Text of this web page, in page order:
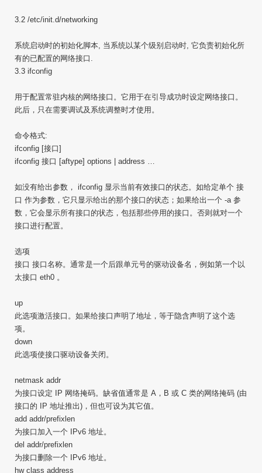
3.2 /etc/init.d/networking
系统启动时的初始化脚本, 当系统以某个级别启动时, 它负责初始化所
有的已配置的网络接口.
3.3 ifconfig
用于配置常驻内核的网络接口。它用于在引导成功时设定网络接口。
此后，只在需要调试及系统调整时才使用。
命令格式:
ifconfig [接口]
ifconfig 接口 [aftype] options | address …
如没有给出参数， ifconfig 显示当前有效接口的状态。如给定单个 接
口 作为参数，它只显示给出的那个接口的状态；如果给出一个 -a 参
数，它会显示所有接口的状态，包括那些停用的接口。否则就对一个
接口进行配置。
选项
接口 接口名称。通常是一个后跟单元号的驱动设备名，例如第一个以
太接口 eth0 。
up
此选项激活接口。如果给接口声明了地址，等于隐含声明了这个选
项。
down
此选项使接口驱动设备关闭。
netmask addr
为接口设定 IP 网络掩码。缺省值通常是 A，B 或 C 类的网络掩码 (由
接口的 IP 地址推出)，但也可设为其它值。
add addr/prefixlen
为接口加入一个 IPv6 地址。
del addr/prefixlen
为接口删除一个 IPv6 地址。
hw class address